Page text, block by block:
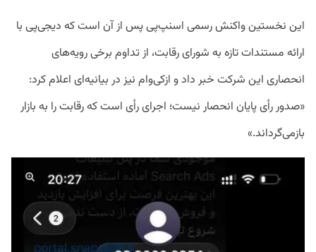
این نخستین واکنش رسمی اسنپ‌پی پس از آن است که دیجی‌پی با
ارائه مستندات تازه به شورای رقابت، از تداوم برخی رویه‌های
انحصاری این شرکت خبر داد و ازکی‌وام نیز در بیانیه‌ای اعلام کرد:
«صدور رأی پایان انحصار نیست؛ اجرای رأی است که رقابت را به بازار
بازمی‌گرداند.»